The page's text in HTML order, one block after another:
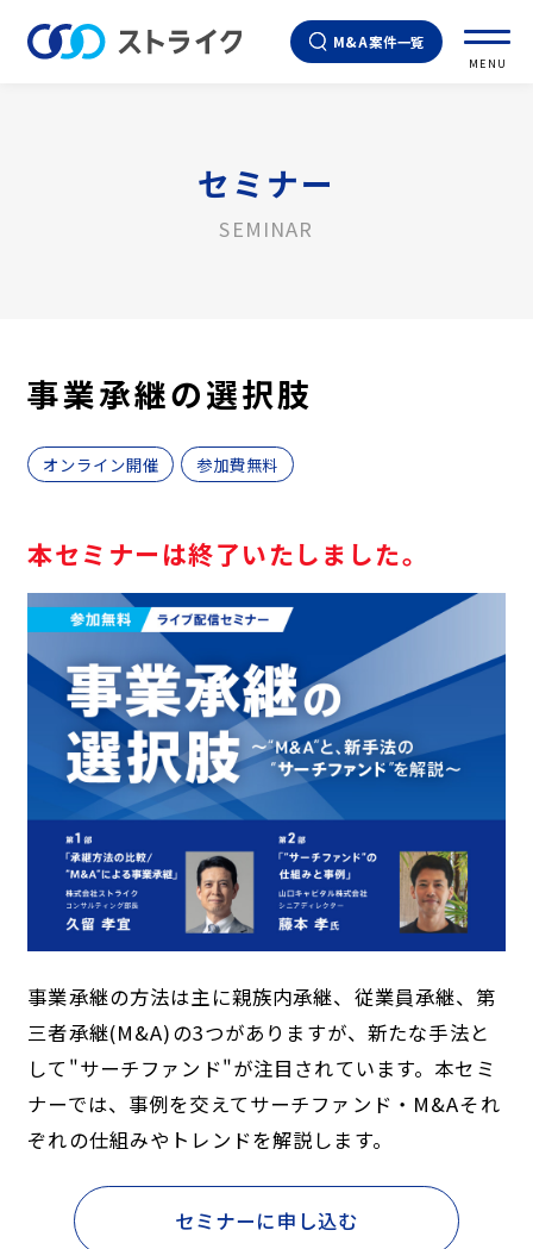
M&A案件一覧
MENU
セミナー
SEMINAR
事業承継の選択肢
オンライン開催 参加費無料
本セミナーは終了いたしました。
事業承継の方法は主に親族内承継、従業員承継、第
三者承継(M&A)の3つがありますが、新たな手法と
して"サーチファンド"が注目されています。本セミ
ナーでは、事例を交えてサーチファンド・M&Aそれ
ぞれの仕組みやトレンドを解説します。
セミナーに申し込む